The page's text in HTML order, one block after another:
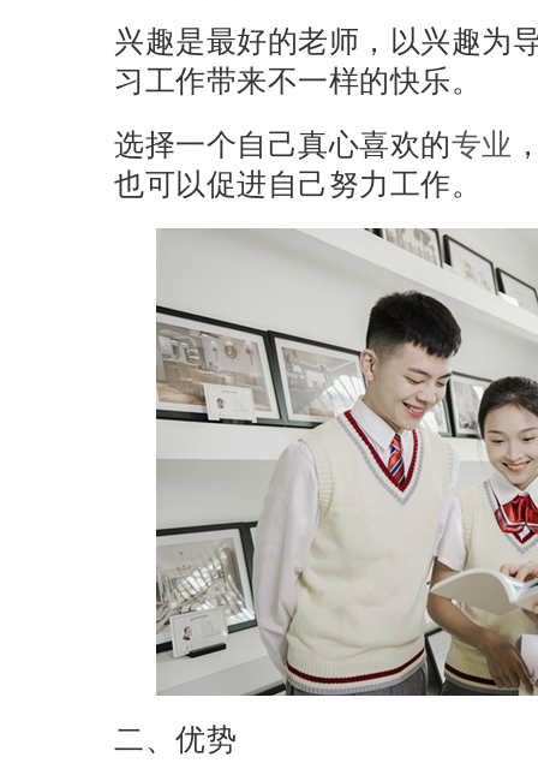
兴趣是最好的老师，以兴趣为
习工作带来不一样的快乐。
选择一个自己真心喜欢的专业
也可以促进自己努力工作。
二、优势